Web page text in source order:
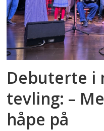
Debuterte i
tevling: –
håpe på